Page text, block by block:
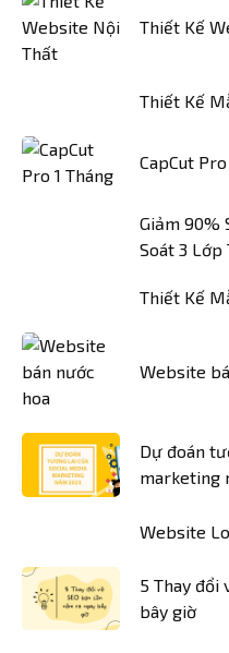
Thiết Kế
Thiết Kế
CapCut
Giảm 90%
Soát 3 Lớp
Thiết Kế
Website
Dự đoán
marketing
Website
5 Thay đổi
bây giờ